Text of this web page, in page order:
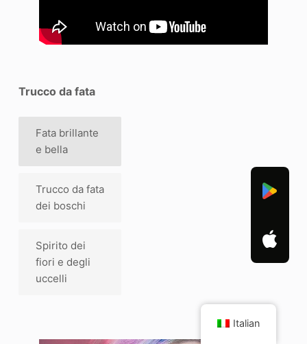
Trucco da fata
Fata brillante
e bella
Trucco da fata
dei boschi
Spirito dei
fiori e degli
uccelli
Italian